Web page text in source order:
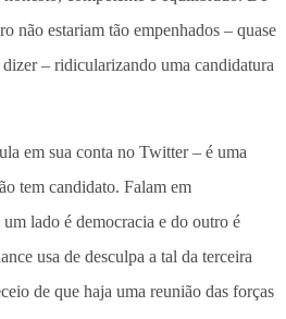
não estariam tão empenhados – quase
dizer – ridicularizando uma candidatura
em sua conta no Twitter – é uma
tem candidato. Falam em
lado é democracia e do outro é
usa de desculpa a tal da terceira
de que haja uma reunião das forças